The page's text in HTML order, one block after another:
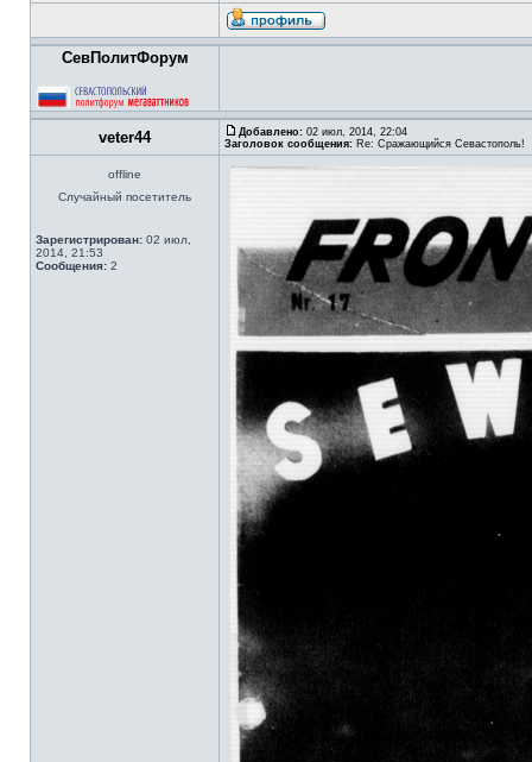
СевПолитФорум
veter44 Добавлено: 02 июл, 2014, 22:04
Заголовок сообщения: Re: Сражающийся Севастополь!
offline
Случайный посетитель
Зарегистрирован: 02 июл,
2014, 21:53
Сообщения: 2